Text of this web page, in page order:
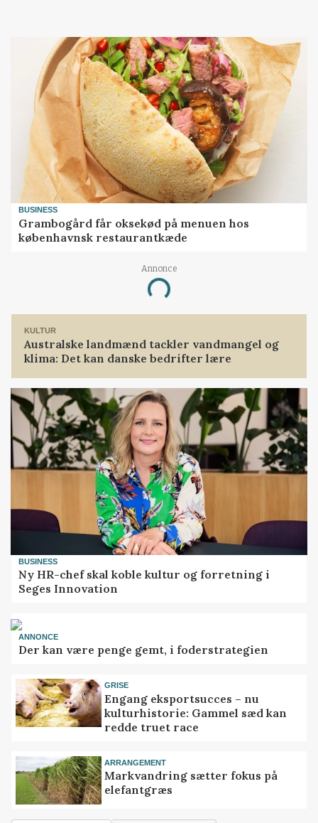
BUSINESS
Grambogård får oksekød på menuen hos
københavnsk restaurantkæde
Annonce
Loading...
KULTUR
Australske landmænd tackler vandmangel og
klima: Det kan danske bedrifter lære
BUSINESS
Ny HR-chef skal koble kultur og forretning i
Seges Innovation
ANNONCE
Der kan være penge gemt, i foderstrategien
GRISE
Engang eksportsucces – nu
kulturhistorie: Gammel sæd kan
redde truet race
ARRANGEMENT
Markvandring sætter fokus på
elefantgræs